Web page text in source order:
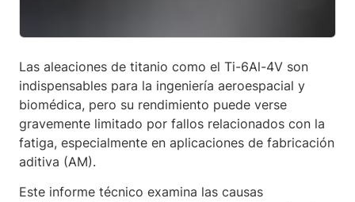
Las aleaciones de titanio como el Ti-6Al-4V son
indispensables para la ingeniería aeroespacial y
biomédica, pero su rendimiento puede verse
gravemente limitado por fallos relacionados con la
fatiga, especialmente en aplicaciones de fabricación
aditiva (AM).
Este informe técnico examina las causas